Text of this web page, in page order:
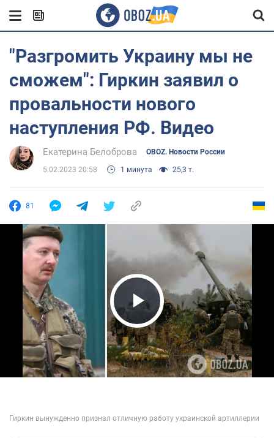
"Разгромить Украину мы не
сможем": Гиркин заявил о
провальности нового
наступления РФ. Видео
Екатерина Белоброва OBOZ. Новости России
5.02.2023 20:58 1 минута 25,3 т.
81
Play Video